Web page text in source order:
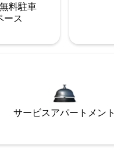
料駐⁠車
ー⁠ス
サービスアパートメント